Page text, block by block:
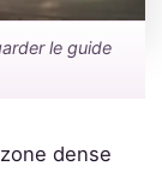
le guide
dense